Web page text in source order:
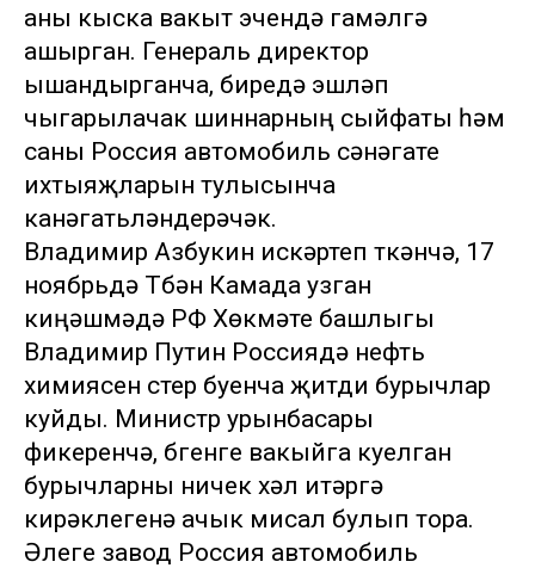
аны кыска вакыт эчендә гамәлгә
ашырган. Генераль директор
ышандырганча, биредә эшләп
чыгарылачак шиннарның сыйфаты һәм
саны Россия автомобиль сәнәгате
ихтыяҗларын тулысынча
канәгатьләндерәчәк.
Владимир Азбукин искәртеп үткәнчә, 17
ноябрьдә Түбән Камада узган
киңәшмәдә РФ Хөкүмәте башлыгы
Владимир Путин Россиядә нефть
химиясен үстерү буенча җитди бурычлар
куйды. Министр урынбасары
фикеренчә, бүгенге вакыйга куелган
бурычларны ничек хәл итәргә
кирәклегенә ачык мисал булып тора.
Әлеге завод Россия автомобиль